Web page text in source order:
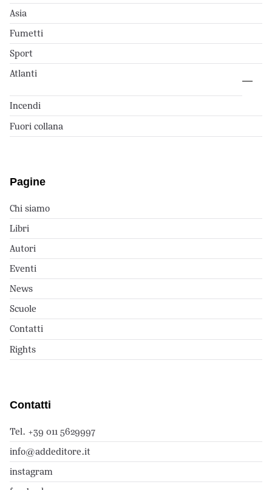
Asia
Fumetti
Sport
Atlanti
Incendi
Fuori collana
Pagine
Chi siamo
Libri
Autori
Eventi
News
Scuole
Contatti
Rights
Contatti
Tel. +39 011 5629997
info@addeditore.it
instagram